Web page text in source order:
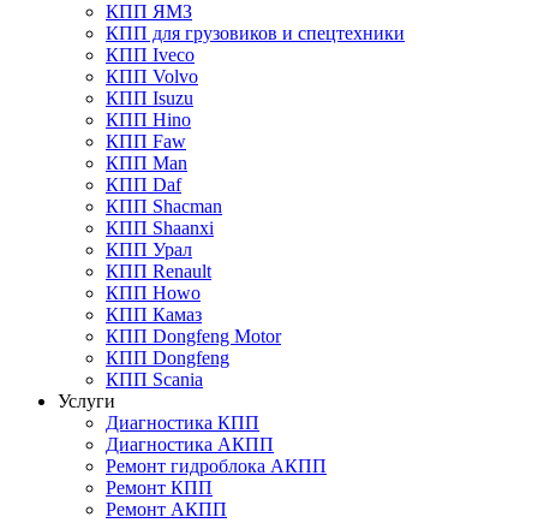
КПП ЯМЗ
КПП для грузовиков и спецтехники
КПП Iveco
КПП Volvo
КПП Isuzu
КПП Hino
КПП Faw
КПП Man
КПП Daf
КПП Shacman
КПП Shaanxi
КПП Урал
КПП Renault
КПП Howo
КПП Камаз
КПП Dongfeng Motor
КПП Dongfeng
КПП Scania
Услуги
Диагностика КПП
Диагностика АКПП
Ремонт гидроблока АКПП
Ремонт КПП
Ремонт АКПП